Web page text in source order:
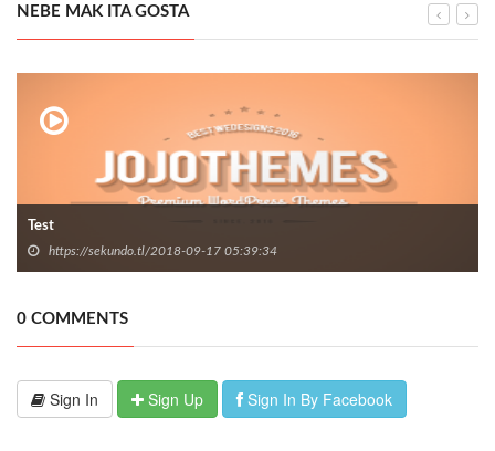
NEBE MAK ITA GOSTA
Test
https://sekundo.tl/2018-09-17 05:39:34
0 COMMENTS
Sign In Sign Up Sign In By Facebook